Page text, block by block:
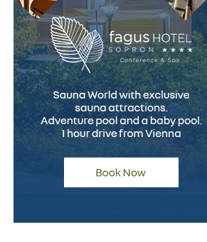
(Advertoriale)